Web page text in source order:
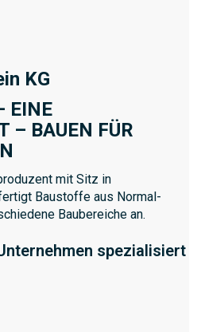
KG
EINE
– BAUEN FÜR
mit Sitz in
Baustoffe aus Normal-
Baubereiche an.
spezialisiert